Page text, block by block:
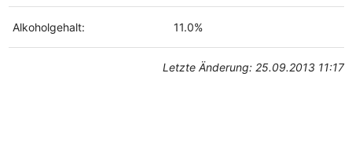
Alkoholgehalt: 11.0%
Letzte Änderung: 25.09.2013 11:17